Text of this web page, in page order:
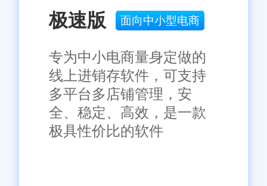
极速版 面向中小型电商
专为中小电商量身定做的
线上进销存软件，可支持
多平台多店铺管理，安
全、稳定、高效，是一款
极具性价比的软件